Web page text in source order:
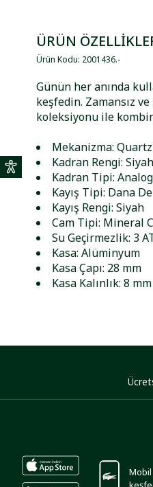
ÜRÜN
Ürün Kodu: 2001436.-
Günün her anında
keşfedin. Zamansız
koleksiyonu ile
Mekanizma: Quartz
Kadran Rengi: Siyah
Kadran Tipi: Analog
Kayış Tipi: Dana
Kayış Rengi: Siyah
Cam Tipi: Mineral
Su Geçirmezlik: 3
Kasa: Alüminyum
Kasa Çapı: 28 mm
Kasa Kalınlık: 8 mm
Mobil